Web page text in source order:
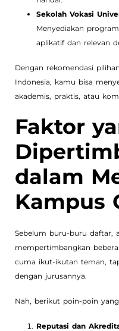
Sekolah Vokasi
Menyediakan
aplikatif dan relevan
Dengan rekomendasi
Indonesia, kamu bisa
akademis, praktis, atau
Faktor
dalam
Kampus
Sebelum buru-buru daftar,
mempertimbangkan
cuma ikut-ikutan teman,
dengan jurusannya.
Nah, berikut poin-poin
Reputasi dan